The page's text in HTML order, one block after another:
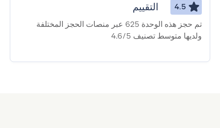
4.5 التقييم
تم حجز هذه الوحدة 625 عبر منصات الحجز المختلفة
ولديها متوسط ​​تصنيف 4.6/5